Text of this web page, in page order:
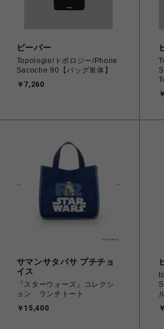
ビーバー
Topologie/トポロジー/Phone
Sacoche 90【バッグ単体】
￥7,260
サマンサタバサ プチチョ
イス
『スターウォーズ』コレクシ
ョン ランチトート
￥15,400